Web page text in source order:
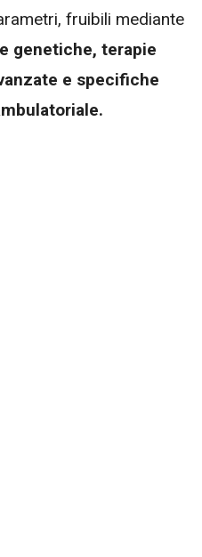
fruibili mediante
genetiche, terapie
e specifiche